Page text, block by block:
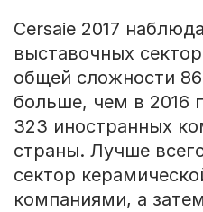
Cersaie 2017
выставочных
общей сложности
больше, чем в 2016
323 иностранных
страны. Лучше
сектор
компаниями, а